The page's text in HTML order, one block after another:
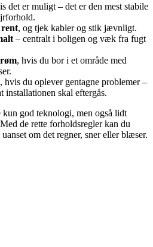
det er muligt – det er den mest stabile
, og tjek kabler og stik jævnligt.
– centralt i boligen og væk fra fugt
, hvis du bor i et område med
, hvis du oplever gentagne problemer –
installationen skal eftergås.
god teknologi, men også lidt
de rette forholdsregler kan du
om det regner, sner eller blæser.